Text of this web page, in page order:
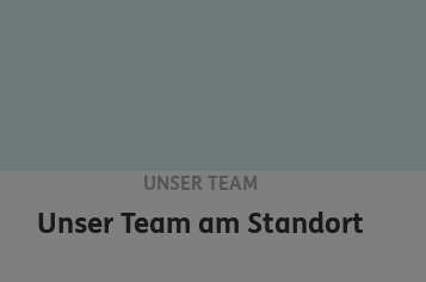
UNSER TEAM
Unser Team am Standort